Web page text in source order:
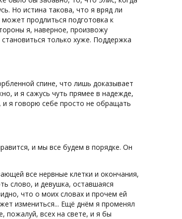
Но истина такова, что я вряд ли
продлиться подготовка к
я, наверное, произвожу
только хуже. Поддержка
спине, что лишь доказывает
и я сажусь чуть прямее в надежде,
и я говорю себе просто не обращать
и мы все будем в порядке. Он
все нервные клетки и окончания,
слово, и девушка, оставшаяся
что о моих словах и прочем ей
измениться... Ещё днём я променял
пожалуй, всех на свете, и я бы